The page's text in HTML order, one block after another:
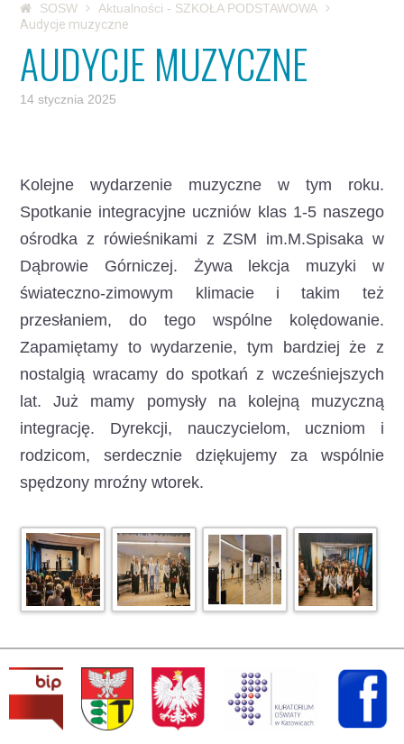
SOSW
Aktualności - SZKOŁA PODSTAWOWA
Audycje muzyczne
AUDYCJE MUZYCZNE
14 stycznia 2025
Kolejne wydarzenie muzyczne w tym roku.
Spotkanie integracyjne uczniów klas 1-5 naszego
ośrodka z rówieśnikami z ZSM im.M.Spisaka w
Dąbrowie Górniczej. Żywa lekcja muzyki w
świateczno-zimowym klimacie i takim też
przesłaniem, do tego wspólne kolędowanie.
Zapamiętamy to wydarzenie, tym bardziej że z
nostalgią wracamy do spotkań z wcześniejszych
lat. Już mamy pomysły na kolejną muzyczną
integrację. Dyrekcji, nauczycielom, uczniom i
rodzicom, serdecznie dziękujemy za wspólnie
spędzony mroźny wtorek.